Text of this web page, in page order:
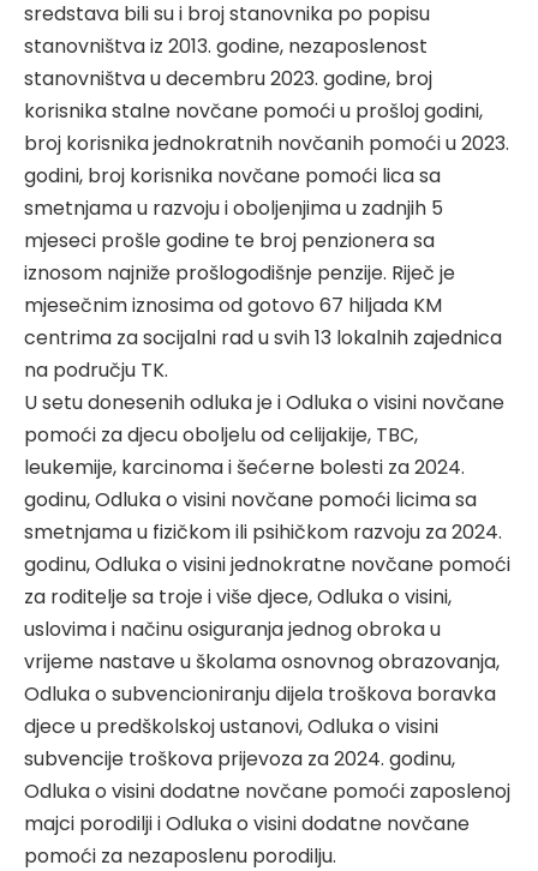
sredstava bili su i broj stanovnika po popisu
stanovništva iz 2013. godine, nezaposlenost
stanovništva u decembru 2023. godine, broj
korisnika stalne novčane pomoći u prošloj godini,
broj korisnika jednokratnih novčanih pomoći u 2023.
godini, broj korisnika novčane pomoći lica sa
smetnjama u razvoju i oboljenjima u zadnjih 5
mjeseci prošle godine te broj penzionera sa
iznosom najniže prošlogodišnje penzije. Riječ je
mjesečnim iznosima od gotovo 67 hiljada KM
centrima za socijalni rad u svih 13 lokalnih zajednica
na području TK.
U setu donesenih odluka je i Odluka o visini novčane
pomoći za djecu oboljelu od celijakije, TBC,
leukemije, karcinoma i šećerne bolesti za 2024.
godinu, Odluka o visini novčane pomoći licima sa
smetnjama u fizičkom ili psihičkom razvoju za 2024.
godinu, Odluka o visini jednokratne novčane pomoći
za roditelje sa troje i više djece, Odluka o visini,
uslovima i načinu osiguranja jednog obroka u
vrijeme nastave u školama osnovnog obrazovanja,
Odluka o subvencioniranju dijela troškova boravka
djece u predškolskoj ustanovi, Odluka o visini
subvencije troškova prijevoza za 2024. godinu,
Odluka o visini dodatne novčane pomoći zaposlenoj
majci porodilji i Odluka o visini dodatne novčane
pomoći za nezaposlenu porodilju.